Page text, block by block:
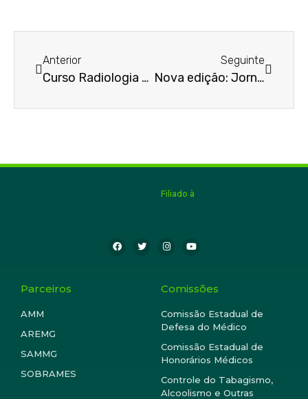
Anterior
Curso Radiologia na AMMG
Seguinte
Nova edição: Jornal da AMMG
Filiado à
Parceiros
AMM
AREMG
SAMMG
SOBRAMES
Comissões
Comissão Estadual de
Defesa do Médico
Comissão Estadual de
Honorários Médicos
Controle do Tabagismo,
Alcoolismo e Outras